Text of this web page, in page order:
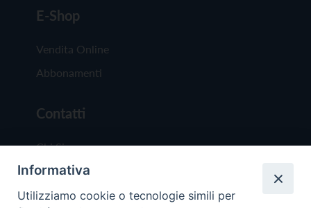
E-Shop
Vendita Online
Abbonamenti
Contatti
Chi Siamo
Redazione
Scrivici
Informativa
Utilizziamo cookie o tecnologie simili per